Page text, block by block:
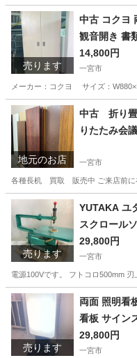
愛知 一宮市 オフィス用家
売ります
中古 コクヨ
観音開き 書
段 鍵付
阜 三重 一
14,800円
一宮市
メーカー：コクヨ サイズ：
愛知 一宮市 オフィス用家具
地元のお店
中古 折り
りたたみ会
市 稲沢市
羽島 三重
一宮市
各種長机 買取 販売中 ご来店前に
愛知 一宮市 リサイクルシ
売ります
YUTAKA ユ
スクロー
愛知県 一宮
務ヶ原 三重
29,800円
一宮市
電源100Vです。 フトコロ500mm
愛知 一宮市 その他
売ります
両面 照明看
看板 サイ
愛知県 一宮
務ヶ原 三重
29,800円
一宮市